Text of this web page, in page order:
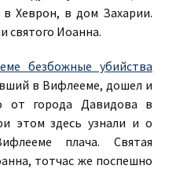
Хеврон, в дом Захарии.
святого Иоанна.
безбожные убийства
в Вифлееме, дошел и
от города Давидова в
этом здесь узнали и о
плача. Святая
тотчас же поспешно